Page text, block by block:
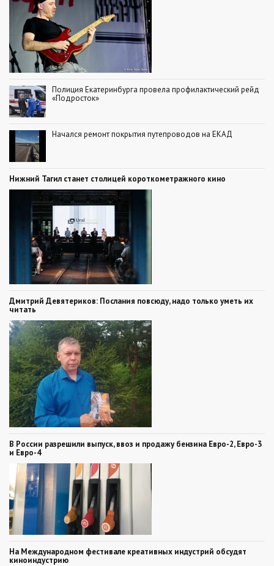
Полиция Екатеринбурга провела профилактический рейд
«Подросток»
Начался ремонт покрытия путепроводов на ЕКАД
Нижний Тагил станет столицей короткометражного кино
Дмитрий Девятериков: Послания повсюду, надо только уметь их
читать
В России разрешили выпуск, ввоз и продажу бензина Евро-2, Евро-3
и Евро-4
На Международном фестивале креативных индустрий обсудят
киноиндустрию